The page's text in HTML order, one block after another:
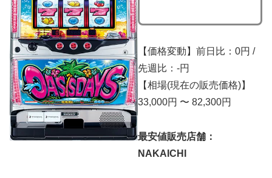
【価格変動】前日比：0円 /
先週比：-円
【相場(現在の販売価格)】
33,000円 〜 82,300円
最安値販売店舗：
NAKAICHI